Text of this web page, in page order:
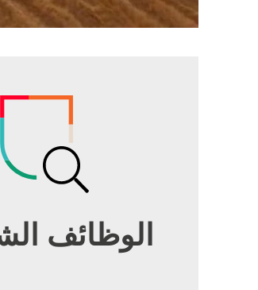
الوظائف